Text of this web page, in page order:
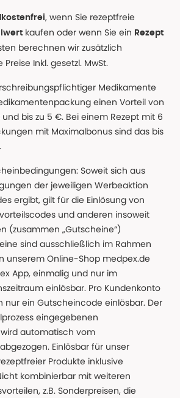
, wenn Sie rezeptfreie
kaufen oder wenn Sie ein Rezept
berechnen wir zusätzlich
Inkl. gesetzl. MwSt.
Medikamente
einen Vorteil von
bis zu 5 €. Bei einem Rezept mit 6
mit Maximalbonus sind das bis
Soweit sich aus
der jeweiligen Werbeaktion
ergibt, gilt für die Einlösung von
und anderen insoweit
(zusammen „Gutscheine“)
sind ausschließlich im Rahmen
unserem Online-Shop medpex.de
App, einmalig und nur im
einlösbar. Pro Kundenkonto
nur ein Gutscheincode einlösbar. Der
eingegebenen
automatisch vom
Einlösbar für unser
Produkte inklusive
kombinierbar mit weiteren
z.B. Sonderpreisen, die